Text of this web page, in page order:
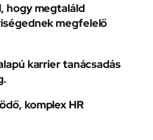
hogy megtaláld
megfelelő
karrier tanácsadás
komplex HR